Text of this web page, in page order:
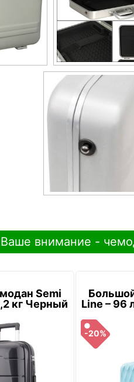
внимание -
Semi
кг Черный
Line – 96
-20%